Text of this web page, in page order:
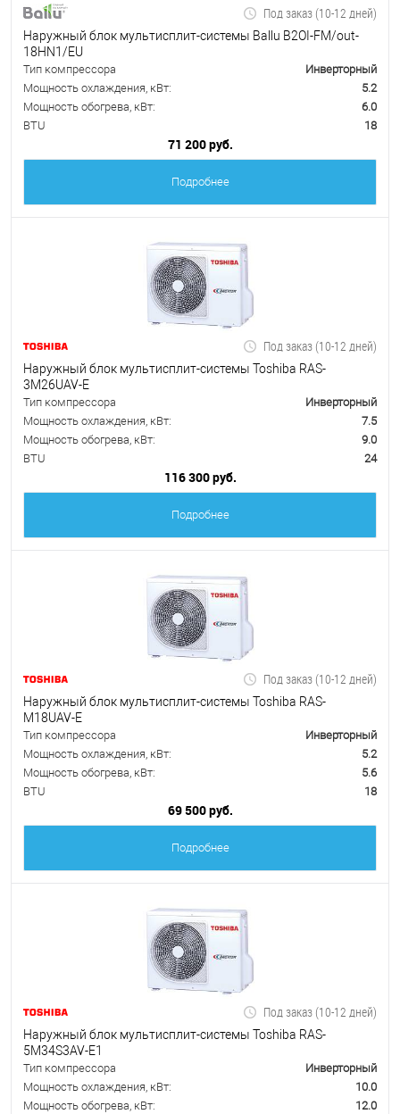
Под заказ (10-12 дней)
Наружный блок мультисплит-системы Ballu B2OI-FM/out-
18HN1/EU
Тип компрессора
Инверторный
Мощность охлаждения, кВт:
5.2
Мощность обогрева, кВт:
6.0
BTU
18
71 200 руб.
Подробнее
Под заказ (10-12 дней)
Наружный блок мультисплит-системы Toshiba RAS-
3M26UAV-E
Тип компрессора
Инверторный
Мощность охлаждения, кВт:
7.5
Мощность обогрева, кВт:
9.0
BTU
24
116 300 руб.
Подробнее
Под заказ (10-12 дней)
Наружный блок мультисплит-системы Toshiba RAS-
M18UAV-E
Тип компрессора
Инверторный
Мощность охлаждения, кВт:
5.2
Мощность обогрева, кВт:
5.6
BTU
18
69 500 руб.
Подробнее
Под заказ (10-12 дней)
Наружный блок мультисплит-системы Toshiba RAS-
5M34S3AV-E1
Тип компрессора
Инверторный
Мощность охлаждения, кВт:
10.0
Мощность обогрева, кВт:
12.0